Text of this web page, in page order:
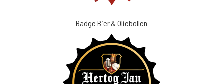
Badge Bier & Oliebollen